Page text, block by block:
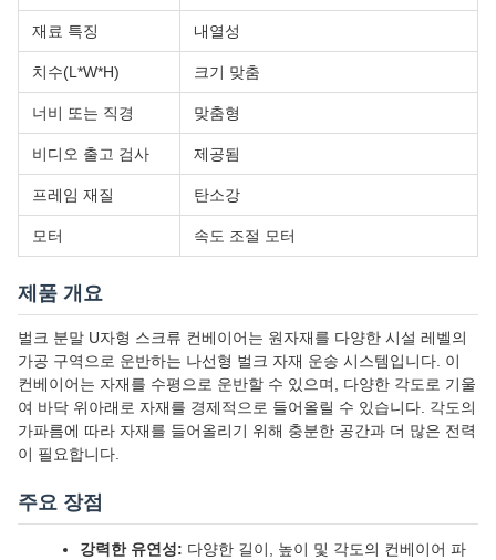
재료 특징 내열성
치수(L*W*H) 크기 맞춤
너비 또는 직경 맞춤형
비디오 출고 검사 제공됨
프레임 재질 탄소강
모터 속도 조절 모터
제품 개요
벌크 분말 U자형 스크류 컨베이어는 원자재를 다양한 시설 레벨의
가공 구역으로 운반하는 나선형 벌크 자재 운송 시스템입니다. 이
컨베이어는 자재를 수평으로 운반할 수 있으며, 다양한 각도로 기울
여 바닥 위아래로 자재를 경제적으로 들어올릴 수 있습니다. 각도의
가파름에 따라 자재를 들어올리기 위해 충분한 공간과 더 많은 전력
이 필요합니다.
주요 장점
강력한 유연성: 다양한 길이, 높이 및 각도의 컨베이어 파